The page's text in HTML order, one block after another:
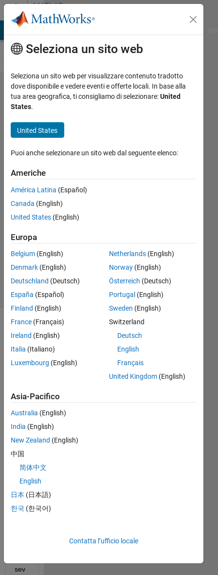
Vai al contenutoMATLAB
Answers
unable
to store
Gui
JB
2017
1
Aggiornato
20 Ago
5
Visualizzazioni
(30 giorni)
Informazioni
Questa
è
per
o
per
rispondere.
sev
Seleziona un sito web
Seleziona un sito web per visualizzare contenuto tradotto
dove disponibile e vedere eventi e offerte locali. In base alla
tua area geografica, ti consigliamo di selezionare:United
States.
United States
Puoi anche selezionare un sito web dal seguente elenco:
Americhe
América Latina (Español)
Canada (English)
United States (English)
Europa
Belgium (English)
Denmark (English)
Deutschland (Deutsch)
España (Español)
Finland (English)
France (Français)
Ireland (English)
Italia (Italiano)
Luxembourg (English)
Netherlands(English)
Norway(English)
Österreich (Deutsch)
Portugal (English)
Sweden (English)
Switzerland
Deutsch
English
Français
United Kingdom(English)
Asia-Pacifico
Australia (English)
India (English)
New Zealand (English)
中国
简体中文
English
日本 (日本語)
한국 (한국어)
Contatta l’ufficio locale